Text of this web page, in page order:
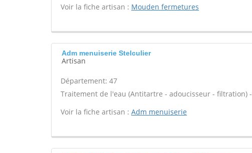
Voir la fiche artisan : Mouden fermetures
Adm menuiserie Stelculier
Artisan
Département: 47
Traitement de l'eau (Antitartre - adoucisseur - filtration) -
Voir la fiche artisan : Adm menuiserie